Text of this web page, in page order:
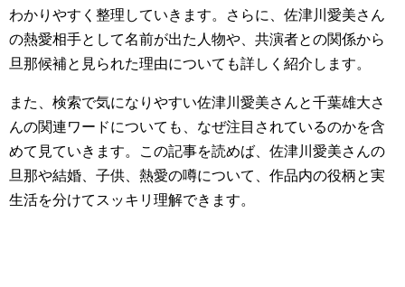
わかりやすく整理していきます。さらに、佐津川愛美さん
の熱愛相手として名前が出た人物や、共演者との関係から
旦那候補と見られた理由についても詳しく紹介します。
また、検索で気になりやすい佐津川愛美さんと千葉雄大さ
んの関連ワードについても、なぜ注目されているのかを含
めて見ていきます。この記事を読めば、佐津川愛美さんの
旦那や結婚、子供、熱愛の噂について、作品内の役柄と実
生活を分けてスッキリ理解できます。